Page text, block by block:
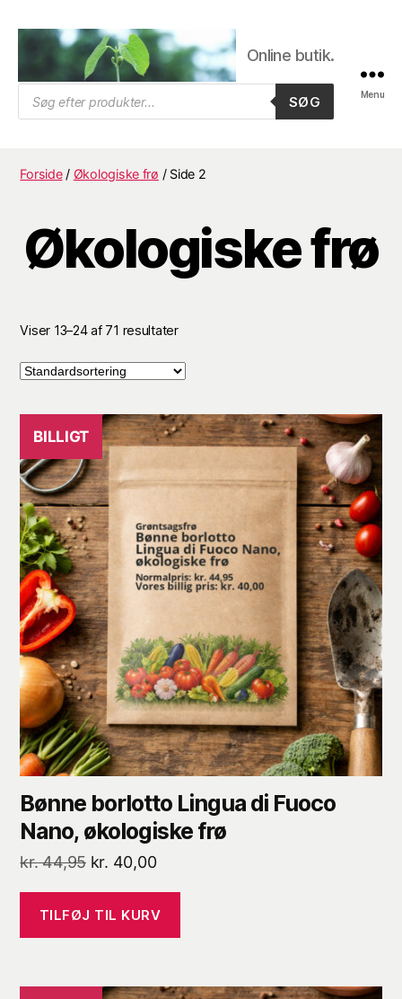
Trifolium
Frø,
Online butik.
search
SØG Menu
Forside/ Økologiske frø / Side 2
Økologiske frø
Viser 13–24 af 71 resultater
BILLIGT
Bønne borlotto Lingua di Fuoco
Nano, økologiske frø
kr.44,95 Den
pris
var:
kr. 40,00Den
pris
er:
TILFØJ TIL KURV